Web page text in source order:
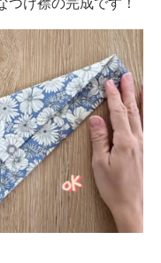
け襟の完成です！